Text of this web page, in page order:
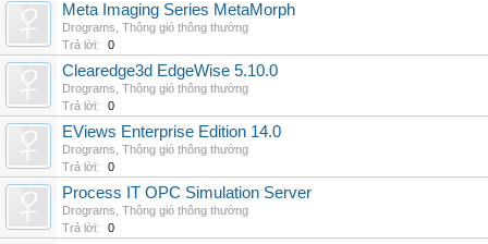
Meta Imaging Series MetaMorph
Drograms Thông gió thông thường
Trả lời:
0
Clearedge3d EdgeWise 5.10.0
Drograms Thông gió thông thường
Trả lời:
0
EViews Enterprise Edition 14.0
Drograms Thông gió thông thường
Trả lời:
0
Process IT OPC Simulation Server
Drograms Thông gió thông thường
Trả lời:
0